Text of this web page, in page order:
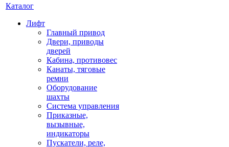
Каталог
Лифт
Главный привод
Двери, приводы
дверей
Кабина, противовес
Канаты, тяговые
ремни
Оборудование
шахты
Система управления
Приказные,
вызывные,
индикаторы
Пускатели, реле,